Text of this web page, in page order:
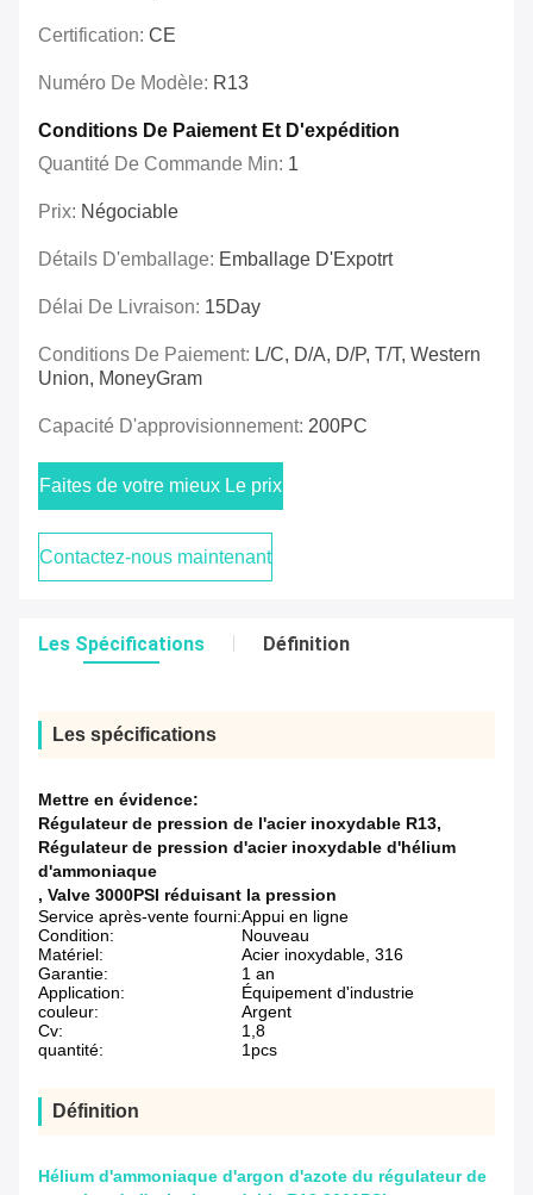
Certification: CE
Numéro De Modèle: R13
Conditions De Paiement Et D'expédition
Quantité De Commande Min: 1
Prix: Négociable
Détails D'emballage: Emballage D'Expotrt
Délai De Livraison: 15Day
Conditions De Paiement: L/C, D/A, D/P, T/T, Western
Union, MoneyGram
Capacité D'approvisionnement: 200PC
Faites de votre mieux Le prix
Contactez-nous maintenant
Les Spécifications Définition
Les spécifications
Mettre en évidence:
Régulateur de pression de l'acier inoxydable R13,
Régulateur de pression d'acier inoxydable d'hélium
d'ammoniaque
, Valve 3000PSI réduisant la pression
Service après-vente fourni:Appui en ligne
Condition:
Nouveau
Matériel:
Acier inoxydable, 316
Garantie:
1 an
Application:
Équipement d'industrie
couleur:
Argent
Cv:
1,8
quantité:
1pcs
Définition
Hélium d'ammoniaque d'argon d'azote du régulateur de